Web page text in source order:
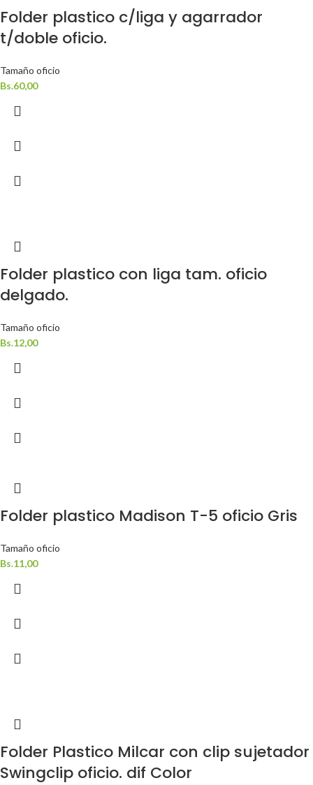
Folder plastico c/liga y agarrador
t/doble oficio.
Tamaño oficio
Bs.60,00
Folder plastico con liga tam. oficio
delgado.
Tamaño oficio
Bs.12,00
Folder plastico Madison T-5 oficio Gris
Tamaño oficio
Bs.11,00
Folder Plastico Milcar con clip sujetador
Swingclip oficio. dif Color